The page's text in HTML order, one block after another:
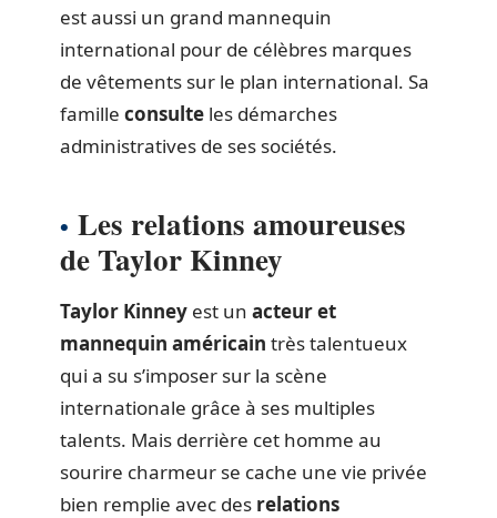
est aussi un grand mannequin
international pour de célèbres marques
de vêtements sur le plan international. Sa
famille consulte les démarches
administratives de ses sociétés.
Les relations amoureuses
de Taylor Kinney
Taylor Kinney est un acteur et
mannequin américain très talentueux
qui a su s’imposer sur la scène
internationale grâce à ses multiples
talents. Mais derrière cet homme au
sourire charmeur se cache une vie privée
bien remplie avec des relations